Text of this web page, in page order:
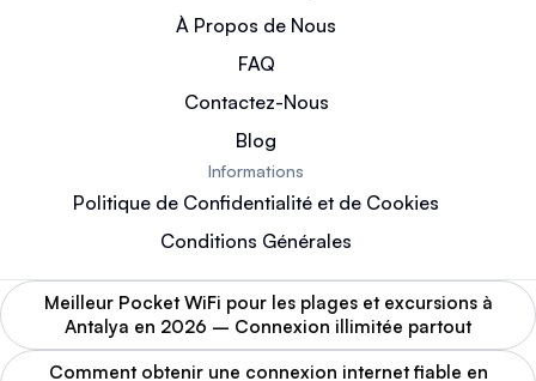
À Propos de Nous
FAQ
Contactez-Nous
Blog
Informations
Politique de Confidentialité et de Cookies
Conditions Générales
Meilleur Pocket WiFi pour les plages et excursions à
Antalya en 2026 – Connexion illimitée partout
Comment obtenir une connexion internet fiable en